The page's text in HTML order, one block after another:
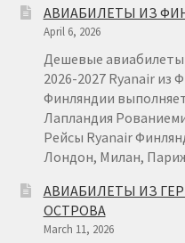
АВИАБИЛЕТЫ ИЗ
April 6, 2026
Дешевые авиабилеты
2026-2027 Ryanair из
Финляндии
Лапландия
Рейсы Ryanair
Лондон, Милан,
АВИАБИЛЕТЫ ИЗ
ОСТРОВА
March 11, 2026